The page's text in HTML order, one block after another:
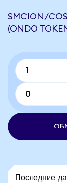
SMCION/
(ONDO
Последние